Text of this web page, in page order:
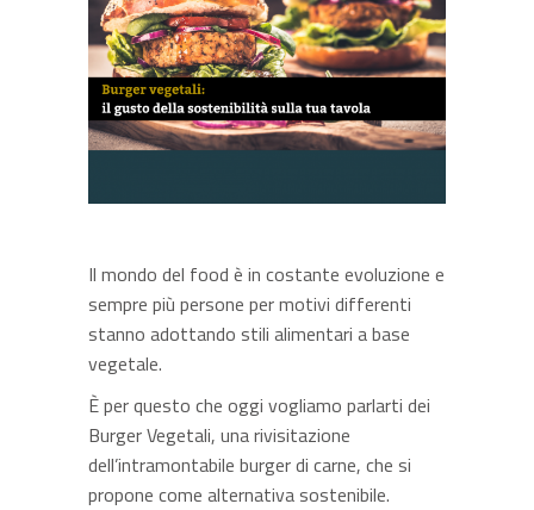
Il mondo del food è in costante evoluzione e
sempre più persone per motivi differenti
stanno adottando stili alimentari a base
vegetale.
È per questo che oggi vogliamo parlarti dei
Burger Vegetali, una rivisitazione
dell’intramontabile burger di carne, che si
propone come alternativa sostenibile.